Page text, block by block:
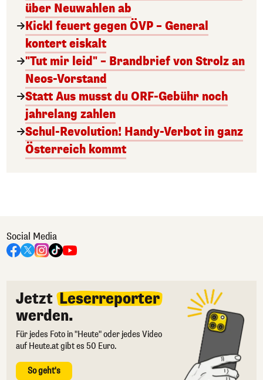
über Neuwahlen ab
Kickl feuert gegen ÖVP – General
kontert eiskalt
"Tut mir leid" – Brandbrief von Strolz an
Neos-Vorstand
Statt Aus musst du ORF-Gebühr noch
jahrelang zahlen
Schul-Revolution! Handy-Verbot in ganz
Österreich kommt
Social Media
Jetzt Leserreporter
werden.
Für jedes Foto in "Heute" oder jedes Video
auf Heute.at gibt es 50 Euro.
So geht's